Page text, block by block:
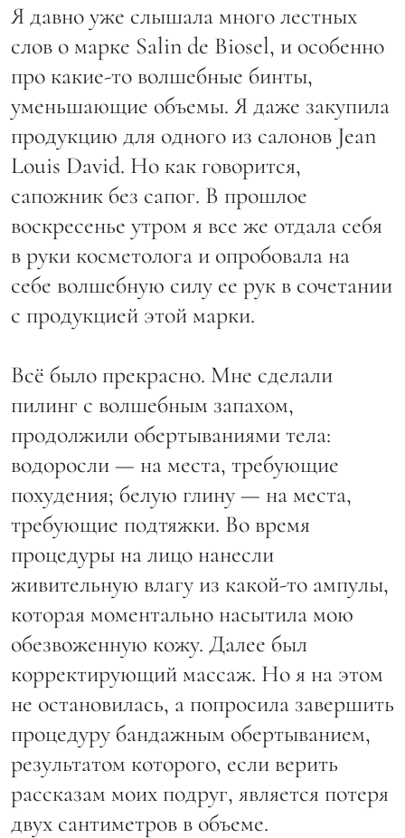
Я давно уже слышала много лестных
слов о марке Salin de Biosel, и особенно
про какие-то волшебные бинты,
уменьшающие объемы. Я даже закупила
продукцию для одного из салонов Jean
Louis David. Но как говорится,
сапожник без сапог. В прошлое
воскресенье утром я все же отдала себя
в руки косметолога и опробовала на
себе волшебную силу ее рук в сочетании
с продукцией этой марки.
Всё было прекрасно. Мне сделали
пилинг с волшебным запахом,
продолжили обертываниями тела:
водоросли — на места, требующие
похудения; белую глину — на места,
требующие подтяжки. Во время
процедуры на лицо нанесли
живительную влагу из какой‑то ам­пулы,
которая моментально насытила мою
обезвоженную кожу. Далее был
корректирующий массаж. Но я на этом
не остановилась, а попросила завершить
процедуру бандажным обертыванием,
результатом которого, если верить
рассказам моих подруг, является потеря
двух сантиметров в объеме.